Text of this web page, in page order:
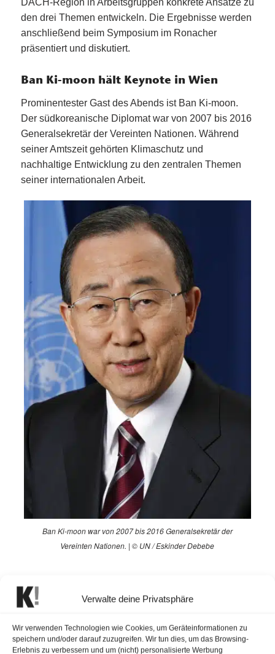
Verwalte deine Privatsphäre
Wir verwenden Technologien wie Cookies, um Geräteinformationen zu
speichern und/oder darauf zuzugreifen. Wir tun dies, um das Browsing-
Erlebnis zu verbessern und um (nicht) personalisierte Werbung
DACH-Region in Arbeitsgruppen konkrete Ansätze zu
den drei Themen entwickeln. Die Ergebnisse werden
anschließend beim Symposium im Ronacher
präsentiert und diskutiert.
Ban Ki-moon hält Keynote in Wien
Prominentester Gast des Abends ist Ban Ki-moon.
Der südkoreanische Diplomat war von 2007 bis 2016
Generalsekretär der Vereinten Nationen. Während
seiner Amtszeit gehörten Klimaschutz und
nachhaltige Entwicklung zu den zentralen Themen
seiner internationalen Arbeit.
Ban Ki-moon war von 2007 bis 2016 Generalsekretär der
Vereinten Nationen. | © UN / Eskinder Debebe
Perspektive auf Nachhaltigkeit und gesellschaftliche
Perspektive und sein Engagement für nachhaltige
Entwicklung werden dem heurigen ÖGNI Symposium